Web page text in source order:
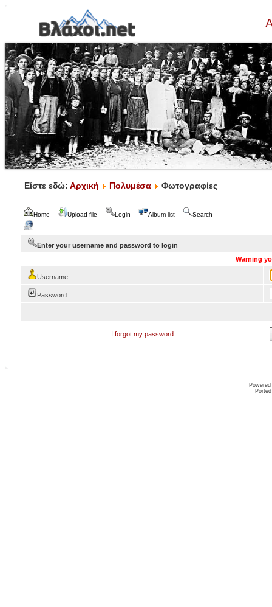
Είστε εδώ: Αρχική Πολυμέσα Φωτογραφίες
Home Upload file Login Album list Search
Enter your username and password to login
Warning
Username
Password
I forgot my password